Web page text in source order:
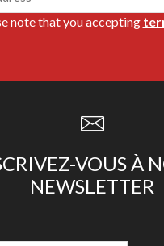
note that you accepting
VOUS À
NEWSLETTER